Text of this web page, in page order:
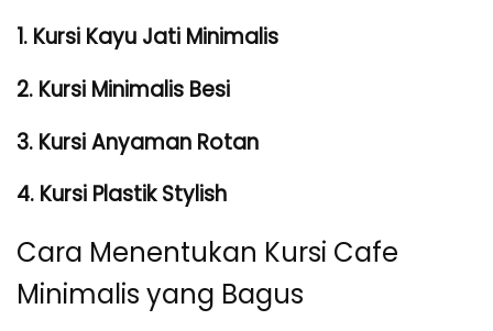
1. Kursi Kayu Jati Minimalis
2. Kursi Minimalis Besi
3. Kursi Anyaman Rotan
4. Kursi Plastik Stylish
Cara Menentukan Kursi Cafe
Minimalis yang Bagus